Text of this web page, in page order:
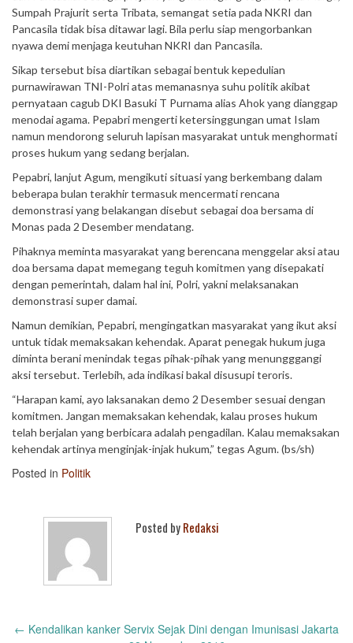
Sumpah Prajurit serta Tribata, semangat setia pada NKRI dan
Pancasila tidak bisa ditawar lagi. Bila perlu siap mengorbankan
nyawa demi menjaga keutuhan NKRI dan Pancasila.
Sikap tersebut bisa diartikan sebagai bentuk kepedulian
purnawirawan TNI-Polri atas memanasnya suhu politik akibat
pernyataan cagub DKI Basuki T Purnama alias Ahok yang dianggap
menodai agama. Pepabri mengerti ketersinggungan umat Islam
namun mendorong seluruh lapisan masyarakat untuk menghormati
proses hukum yang sedang berjalan.
Pepabri, lanjut Agum, mengikuti situasi yang berkembang dalam
beberapa bulan terakhir termasuk mencermati rencana
demonstrasi yang belakangan disebut sebagai doa bersama di
Monas pada 2 Desember mendatang.
Pihaknya meminta masyarakat yang berencana menggelar aksi atau
doa bersama dapat memegang teguh komitmen yang disepakati
dengan pemerintah, dalam hal ini, Polri, yakni melaksanakan
demonstrasi super damai.
Namun demikian, Pepabri, mengingatkan masyarakat yang ikut aksi
untuk tidak memaksakan kehendak. Aparat penegak hukum juga
diminta berani menindak tegas pihak-pihak yang menungggangi
aksi tersebut. Terlebih, ada indikasi bakal disusupi teroris.
“Harapan kami, ayo laksanakan demo 2 Desember sesuai dengan
komitmen. Jangan memaksakan kehendak, kalau proses hukum
telah berjalan yang berbicara adalah pengadilan. Kalau memaksakan
kehendak artinya menginjak-injak hukum,” tegas Agum. (bs/sh)
Posted in Politik
Posted byRedaksi
Post
← Kendalikan kanker Servix Sejak Dini dengan Imunisasi Jakarta